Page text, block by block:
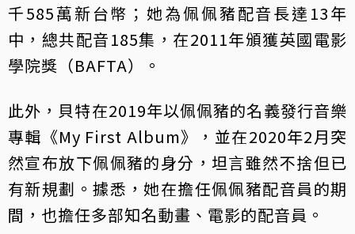
千585萬新台幣；她為佩佩豬配音長達13年
中，總共配音185集，在2011年頒獲英國電影
學院獎（BAFTA）。
此外，貝特在2019年以佩佩豬的名義發行音樂
專輯《My First Album》，並在2020年2月突
然宣布放下佩佩豬的身分，坦言雖然不捨但已
有新規劃。據悉，她在擔任佩佩豬配音員的期
間，也擔任多部知名動畫、電影的配音員。